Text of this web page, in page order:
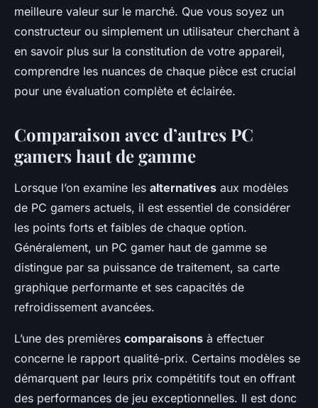
meilleure valeur sur le marché. Que vous soyez un
constructeur ou simplement un utilisateur cherchant à
en savoir plus sur la constitution de votre appareil,
comprendre les nuances de chaque pièce est crucial
pour une évaluation complète et éclairée.
Comparaison avec d’autres PC
gamers haut de gamme
Lorsque l’on examine les alternatives aux modèles
de PC gamers actuels, il est essentiel de considérer
les points forts et faibles de chaque option.
Généralement, un PC gamer haut de gamme se
distingue par sa puissance de traitement, sa carte
graphique performante et ses capacités de
refroidissement avancées.
L’une des premières comparaisons à effectuer
concerne le rapport qualité-prix. Certains modèles se
démarquent par leurs prix compétitifs tout en offrant
des performances de jeu exceptionnelles. Il est donc